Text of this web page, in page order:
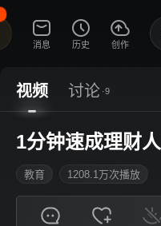
消息 历史 创作
视频 讨论 ·9
1分钟速成理财人
教育 1208.1万次播放